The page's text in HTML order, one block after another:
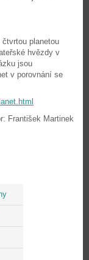
planetou
hvězdy v
jsou
v porovnání se
František Martinek